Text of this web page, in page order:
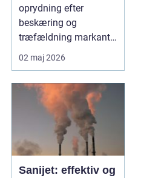
oprydning efter
beskæring og
træfældning markant
lettere. I stedet for at
bruge we...
02 maj 2026
Sanijet: effektiv og